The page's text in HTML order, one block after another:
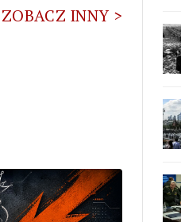
ZOBACZ INNY >